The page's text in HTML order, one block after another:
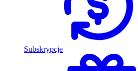
Subskrypcje